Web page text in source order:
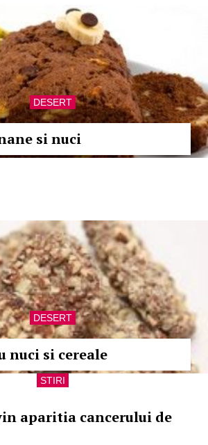
DESERT
si nuci
DESERT
nuci si cereale
STIRI
aparitia cancerului de